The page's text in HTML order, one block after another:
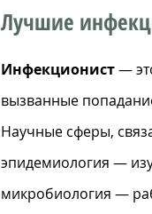
Лучшие
Инфекционист—
вызванные
Научные сферы,
эпидемиология —
микробиология —